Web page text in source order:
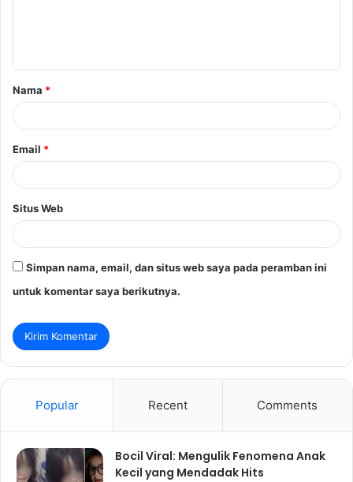
a
r
*
Nama *
Email *
Situs Web
Simpan nama, email, dan situs web saya pada peramban ini
untuk komentar saya berikutnya.
Popular Recent Comments
Bocil Viral: Mengulik Fenomena Anak
Kecil yang Mendadak Hits